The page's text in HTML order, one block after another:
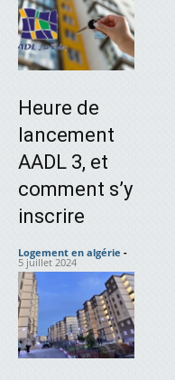
Heure de
lancement
AADL 3, et
comment s’y
inscrire
Logement en algérie -
5 juillet 2024